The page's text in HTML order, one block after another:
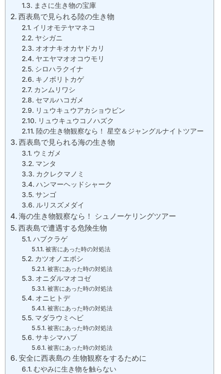
まさに生き物の宝庫
西表島で見られる陸の生き物
イリオモテヤマネコ
ヤシガニ
オオナキオカヤドカリ
ヤエヤマオオコウモリ
シロハラクイナ
キノボリトカゲ
カンムリワシ
セマルハコガメ
リュウキュウアカショウビン
リュウキュウコノハズク
陸の生き物観察なら！ 星空＆ジャングルナイトツアー
西表島で見られる海の生き物
ウミガメ
マンタ
カクレクマノミ
ハンマーヘッドシャーク
サンゴ
ルリスズメダイ
海の生き物観察なら！ シュノーケリングツアー
西表島で遭遇する危険生物
ハブクラゲ
被害にあった時の対処法
カツオノエボシ
被害にあった時の対処法
オニダルマオコゼ
被害にあった時の対処法
オニヒトデ
被害にあった時の対処法
マダラウミヘビ
被害にあった時の対処法
サキシマハブ
被害にあった時の対処法
安全に西表島の 生物観察をするために
むやみに生き物を触らない